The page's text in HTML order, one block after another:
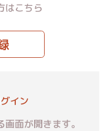
はこちら
イン
面が開きます。